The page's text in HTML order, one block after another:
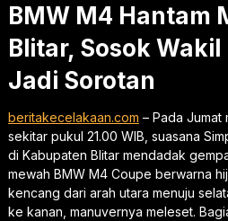
BMW M4 Hantam
Blitar, Sosok
Jadi Sorotan
beritakecelakaan.com – Pada Jumat
sekitar pukul 21.00 WIB, suasana
di Kabupaten Blitar mendadak
mewah BMW M4 Coupe berwarna
kencang dari arah utara menuju
ke kanan, manuvernya meleset.